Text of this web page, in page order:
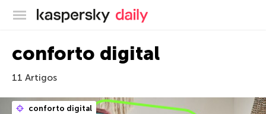
Blog oficial da Kaspersky
conforto digital
11 Artigos
conforto digital